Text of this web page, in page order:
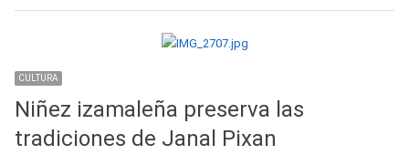
CULTURA
Niñez izamaleña preserva las
tradiciones de Janal Pixan